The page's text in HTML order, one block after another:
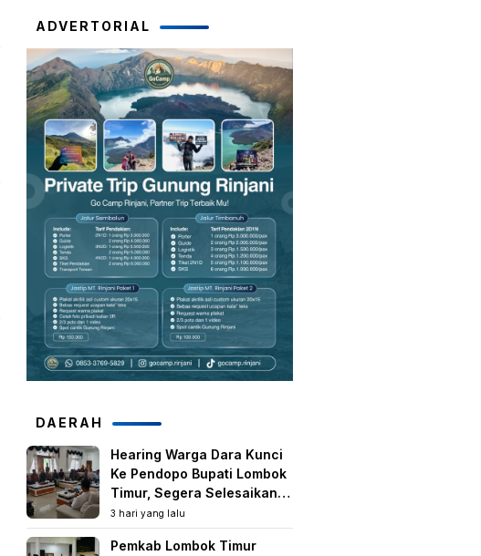
ADVERTORIAL
DAERAH
Hearing Warga Dara Kunci
Ke Pendopo Bupati Lombok
Timur, Segera Selesaikan
Konflik Agraria Eks HGU
Tanjung Kenanga
3 hari yang lalu
Pemkab Lombok Timur